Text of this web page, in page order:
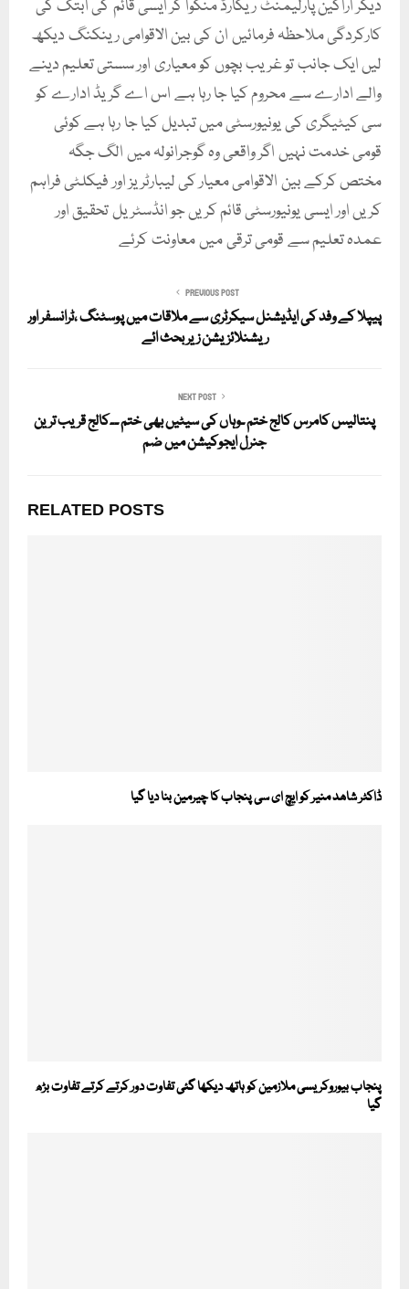
دیگر اراکین پارلیمنٹ ریکارڈ منگوا کر ایسی قائم کی ابتک کی
کارکردگی ملاحظہ فرمائیں ان کی بین الاقوامی رینکنگ دیکھ
لیں ایک جانب تو غریب بچوں کو معیاری اور سستی تعلیم دینے
والے ادارے سے محروم کیا جا رہا ہے اس اے گریڈ ادارے کو
سی کیٹیگری کی یونیورسٹی میں تبدیل کیا جا رہا ہے کوئی
قومی خدمت نہیں اگر واقعی وہ گوجرانولہ میں الگ جگہ
مختص کرکے بین الاقوامی معیار کی لیبارٹریز اور فیکلٹی فراہم
کریں اور ایسی یونیورسٹی قائم کریں جو انڈسٹریل تحقیق اور
عمدہ تعلیم سے قومی ترقی میں معاونت کرئے
PREVIOUS POST
پیپلا کے وفد کی ایڈیشنل سیکرٹری سے ملاقات میں پوسٹنگ ،ٹرانسفر اور
ریشنلائزیشن زیر بحث ائے
NEXT POST
پنتالیس کامرس کالج ختم ۔وہاں کی سیٹیں بھی ختم ۔۔کالج قریب ترین
جنرل ایجوکیشن میں ضم
RELATED POSTS
ڈاکٹر شاھد منیر کو ایچ ای سی پنجاب کا چیرمین بنا دیا گیا
پنجاب بیوروکریسی ملازمین کو ہاتھ دیکھا گئی تفاوت دور کرتے کرتے تفاوت بڑھ
گیا